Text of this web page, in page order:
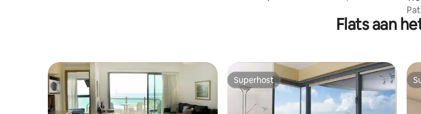
Flats aan
Superhost
Superhost